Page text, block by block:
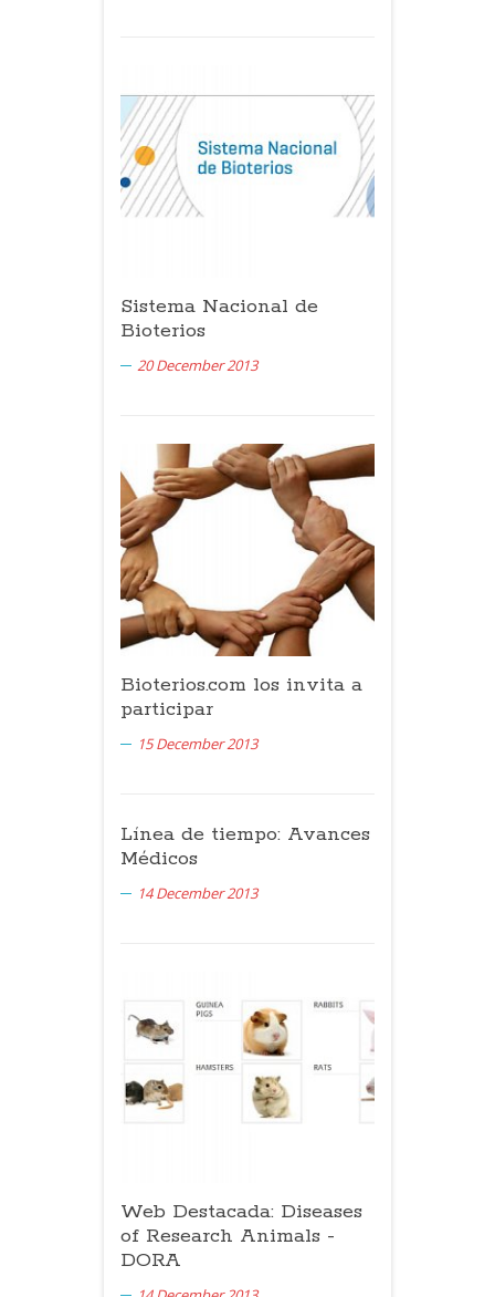
Sistema Nacional de
Bioterios
20 December 2013
Bioterios.com los invita a
participar
15 December 2013
Línea de tiempo: Avances
Médicos
14 December 2013
Web Destacada: Diseases
of Research Animals -
DORA